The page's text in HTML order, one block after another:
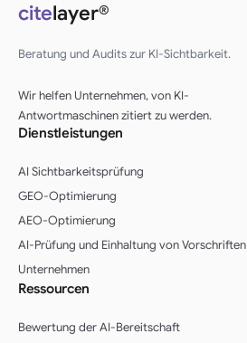
citelayer®
Beratung und Audits zur KI-Sichtbarkeit.
Wir helfen Unternehmen, von KI-
Antwortmaschinen zitiert zu werden.
Dienstleistungen
AI Sichtbarkeitsprüfung
GEO-Optimierung
AEO-Optimierung
AI-Prüfung und Einhaltung von Vorschriften
Unternehmen
Ressourcen
Bewertung der AI-Bereitschaft